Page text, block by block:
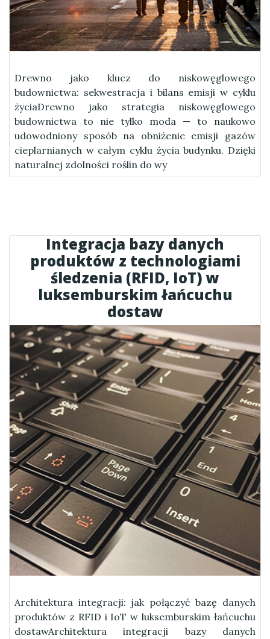
Drewno jako klucz do niskowęglowego
budownictwa: sekwestracja i bilans emisji w cyklu
życiaDrewno jako strategia niskowęglowego
budownictwa to nie tylko moda — to naukowo
udowodniony sposób na obniżenie emisji gazów
cieplarnianych w całym cyklu życia budynku. Dzięki
naturalnej zdolności roślin do wy
Integracja bazy danych
produktów z technologiami
śledzenia (RFID, IoT) w
luksemburskim łańcuchu
dostaw
Architektura integracji: jak połączyć bazę danych
produktów z RFID i IoT w luksemburskim łańcuchu
dostawArchitektura integracji bazy danych